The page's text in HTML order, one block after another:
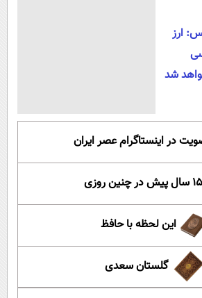
ارز
شد
در اینستاگرام عصر ایران
۱۵ سال پیش در چنین روزی
این لحظه با حافظ
گلستان سعدی